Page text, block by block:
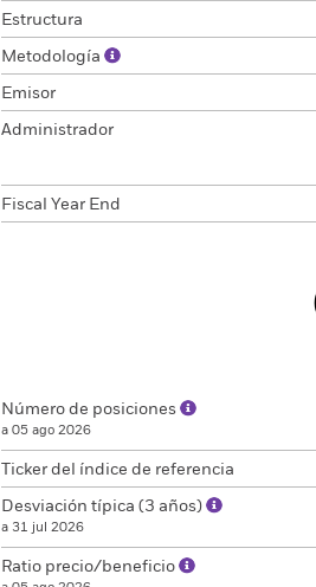
Estructura
Metodología
Emisor
Administrador
Fiscal Year End
Número de posiciones
a 05 ago 2026
Ticker del índice de referencia
Desviación típica (3 años)
a 31 jul 2026
Ratio precio/beneficio